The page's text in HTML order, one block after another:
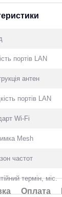
портів LAN
антен
портів LAN
Wi-Fi
Mesh
частот
термін, міс.
Оплата